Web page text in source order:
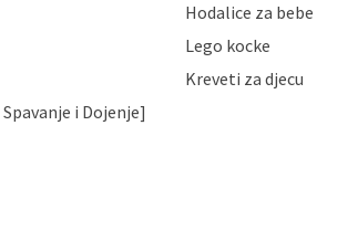
Hodalice za bebe
Lego kocke
Kreveti za djecu
i Dojenje]